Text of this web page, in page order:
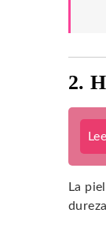
2.
La